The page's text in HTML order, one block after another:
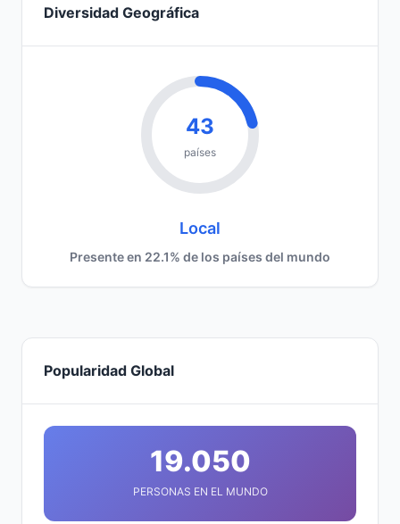
Diversidad Geográfica
43
países
Local
Presente en 22.1% de los países del mundo
Popularidad Global
19.050
PERSONAS EN EL MUNDO